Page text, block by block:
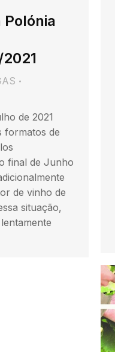
de 2021
formatos de
final de Junho
de vinho de
situação,